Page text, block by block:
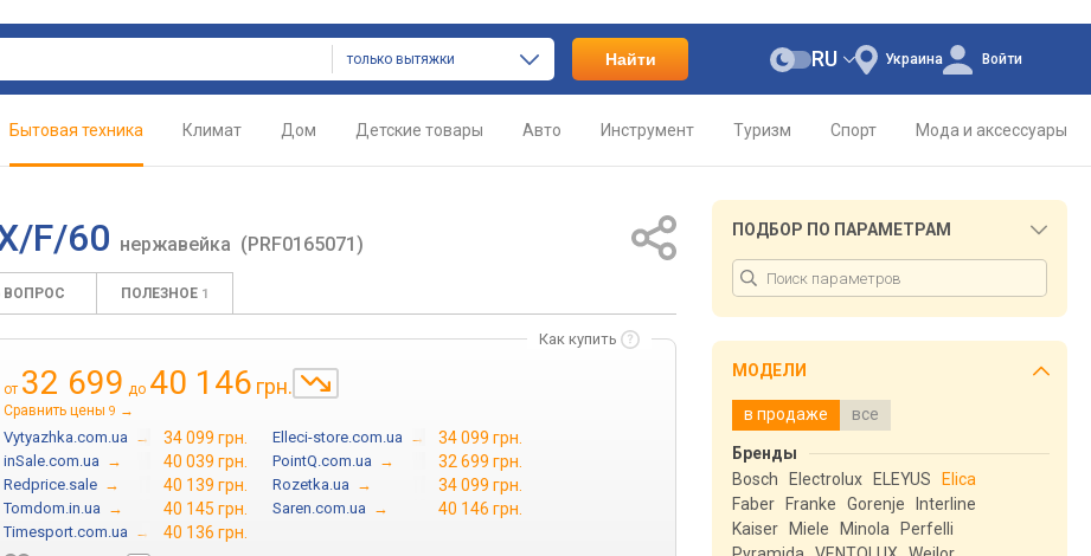
только вытяжки Найти Украина
RU Войти
Бытовая техника Климат Дом Детские товары Авто Инструмент Туризм Спорт Мода и аксессуары
F/60 нержавейка (PRF0165071)
ВОПРОС ПОЛЕЗНОЕ 1
Как купить
от 32 699 до 40 146 грн.
Сравнить цены 9 →
Vytyazhka.com.ua → 34 099 грн. Elleci-store.com.ua → 34 099 грн.
inSale.com.ua → 40 039 грн. PointQ.com.ua → 32 699 грн.
Redprice.sale → 40 139 грн. Rozetka.ua → 34 099 грн.
Tomdom.in.ua → 40 145 грн. Saren.com.ua → 40 146 грн.
Timesport.com.ua →
40 136 грн.
ПОДБОР ПО ПАРАМЕТРАМ
МОДЕЛИ
в продаже все
Бренды
Bosch
Electrolux ELEYUS
Elica
Faber
Franke Gorenje
Interline
Kaiser
Miele Minola
Perfelli